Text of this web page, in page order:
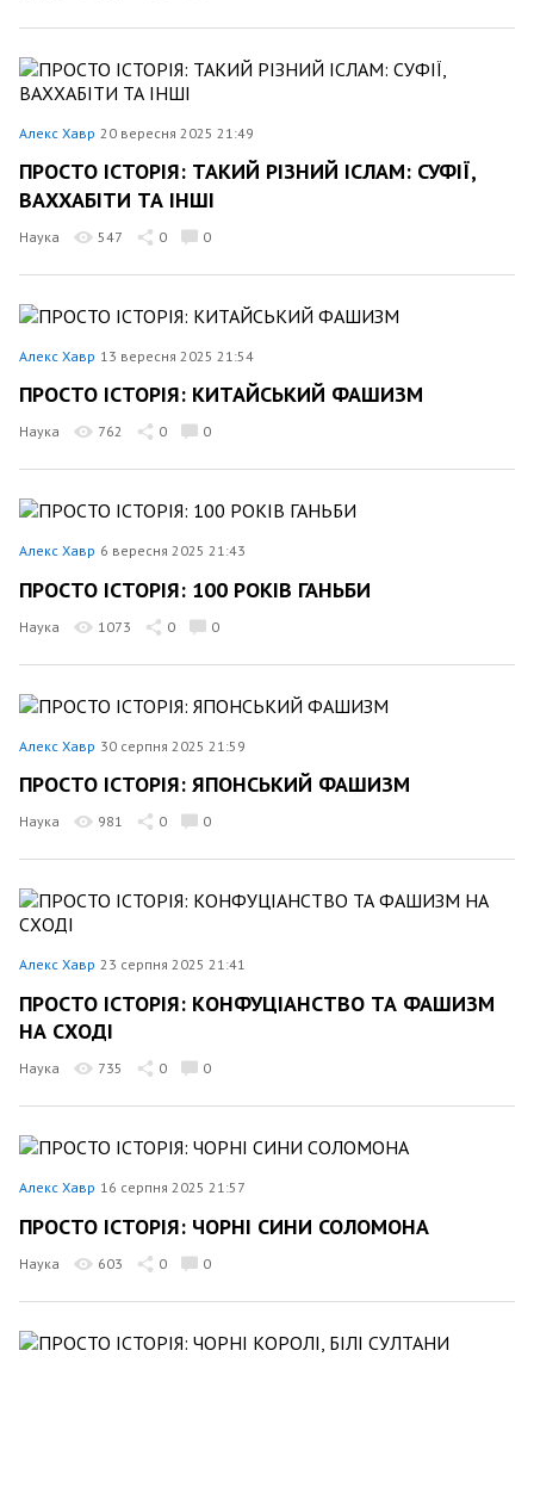
Алекс Хавр 20 вересня 2025 21:49
ПРОСТО ІСТОРІЯ: ТАКИЙ РІЗНИЙ ІСЛАМ: СУФІЇ,
ВАХХАБІТИ ТА ІНШІ
Наука 547 0 0
Алекс Хавр 13 вересня 2025 21:54
ПРОСТО ІСТОРІЯ: КИТАЙСЬКИЙ ФАШИЗМ
Наука 762 0 0
Алекс Хавр 6 вересня 2025 21:43
ПРОСТО ІСТОРІЯ: 100 РОКІВ ГАНЬБИ
Наука 1073 0 0
Алекс Хавр 30 серпня 2025 21:59
ПРОСТО ІСТОРІЯ: ЯПОНСЬКИЙ ФАШИЗМ
Наука 981 0 0
Алекс Хавр 23 серпня 2025 21:41
ПРОСТО ІСТОРІЯ: КОНФУЦІАНСТВО ТА ФАШИЗМ
НА СХОДІ
Наука 735 0 0
Алекс Хавр 16 серпня 2025 21:57
ПРОСТО ІСТОРІЯ: ЧОРНІ СИНИ СОЛОМОНА
Наука 603 0 0